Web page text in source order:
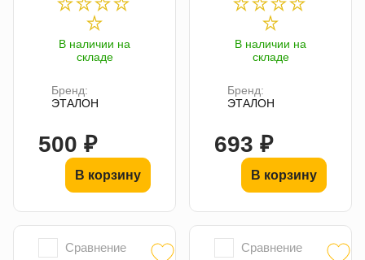
В наличии на
складе
Бренд:
ЭТАЛОН
500 ₽
В корзину
В наличии на
складе
Бренд:
ЭТАЛОН
693 ₽
В корзину
Сравнение Сравнение